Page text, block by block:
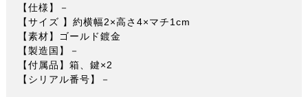
【仕様】－
【サイズ 】約横幅2×高さ4×マチ1cm
【素材】ゴールド鍍金
【製造国】－
【付属品】箱、鍵×2
【シリアル番号】－